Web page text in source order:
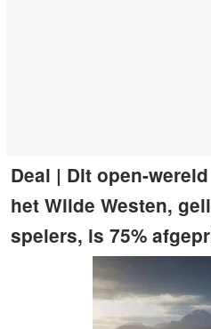
Deal | Dit open-
het Wilde Westen,
spelers, is 75%